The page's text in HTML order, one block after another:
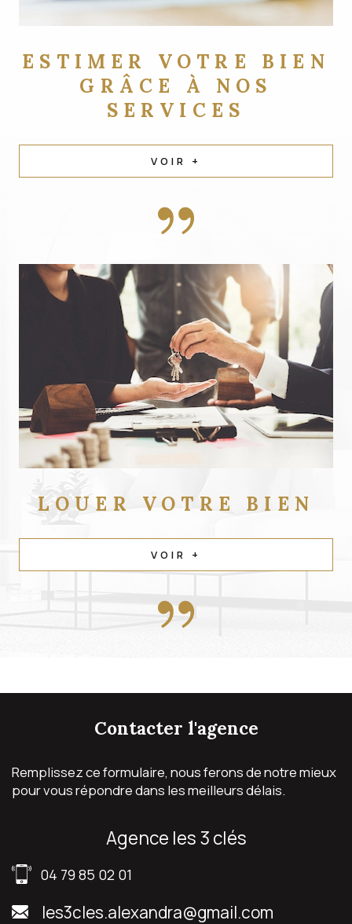
ESTIMER VOTRE BIEN
GRÂCE À NOS
SERVICES
VOIR +
LOUER VOTRE BIEN
VOIR +
contacter l'agence
Remplissez ce formulaire, nous ferons de notre mieux
pour vous répondre dans les meilleurs délais.
agence les 3 clés
04 79 85 02 01
les3cles.alexandra@gmail.com